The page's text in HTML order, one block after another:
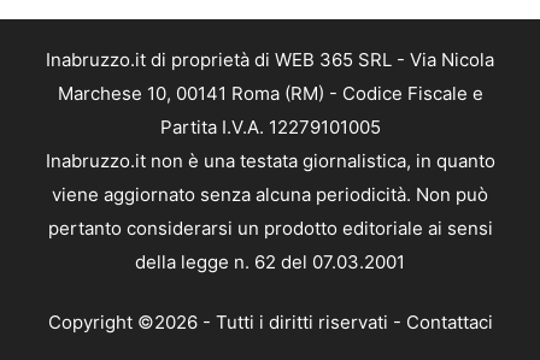
Inabruzzo.it di proprietà di WEB 365 SRL - Via Nicola
Marchese 10, 00141 Roma (RM) - Codice Fiscale e
Partita I.V.A. 12279101005
Inabruzzo.it non è una testata giornalistica, in quanto
viene aggiornato senza alcuna periodicità. Non può
pertanto considerarsi un prodotto editoriale ai sensi
della legge n. 62 del 07.03.2001
Copyright ©2026 - Tutti i diritti riservati - Contattaci